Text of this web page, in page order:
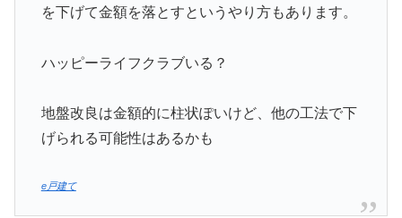
を下げて金額を落とすというやり方もあります。
ハッピーライフクラブいる？
地盤改良は金額的に柱状ぽいけど、他の工法で下
げられる可能性はあるかも
e戸建て